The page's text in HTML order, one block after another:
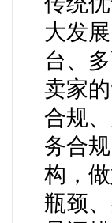
大发展
台、
卖家的
合规
务合
构，
瓶颈